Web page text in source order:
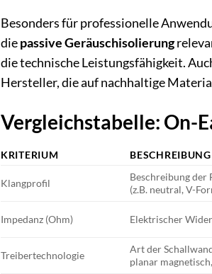
Besonders für professionelle
diepassive Geräuschisolierung
die technische Leistungsfähigkeit.
Hersteller, die auf nachhaltige
Vergleichstabelle: On-
KRITERIUM BESCHREIBUNG
Klangprofil
Beschreibung der
(z.B. neutral, V-
Impedanz (Ohm) Elektrischer
Treibertechnologie
Art der
planar